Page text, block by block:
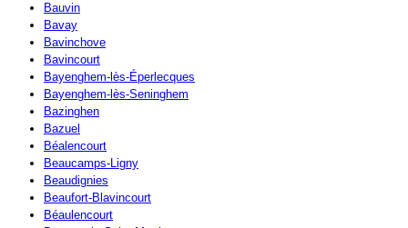
Bauvin
Bavay
Bavinchove
Bavincourt
Bayenghem-lès-Éperlecques
Bayenghem-lès-Seninghem
Bazinghen
Bazuel
Béalencourt
Beaucamps-Ligny
Beaudignies
Beaufort-Blavincourt
Béaulencourt